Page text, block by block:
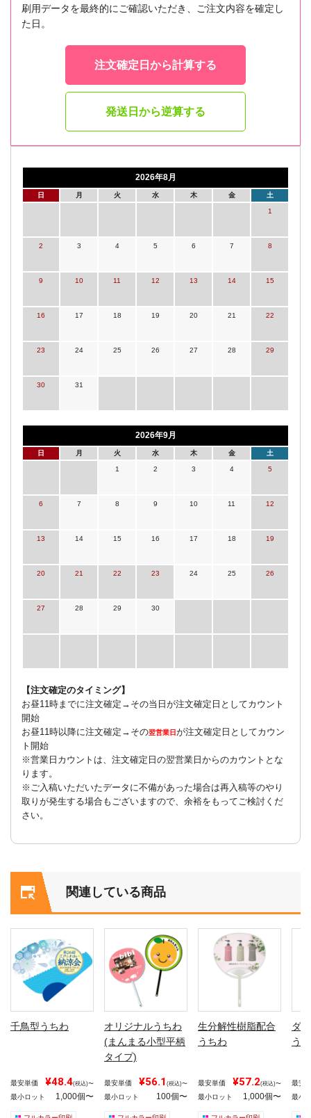
刷用データを最終的にご確認いただき、ご注文内容を確定し
た日。
注文確定日から計算する
発送日から逆算する
2026年8月
日 月 火 水 木 金 土
1
2 3 4 5 6 7 8
9 10 11 12 13 14 15
16 17 18 19 20 21 22
23 24 25 26 27 28 29
30 31
2026年9月
日 月 火 水 木 金 土
1 2 3 4 5
6 7 8 9 10 11 12
13 14 15 16 17 18 19
20 21 22 23 24 25 26
27 28 29 30
【注文確定のタイミング】
お昼11時までに注文確定→その当日が注文確定日としてカウント
開始
お昼11時以降に注文確定→その翌営業日が注文確定日としてカウン
ト開始
※営業日カウントは、注文確定日の翌営業日からのカウントとな
ります。
※ご入稿いただいたデータに不備があった場合は再入稿等のやり
取りが発生する場合もございますので、余裕をもってご検討くだ
さい。
関連している商品
千鳥型うちわ
最安単価 ¥48.4(税込)〜
最小ロット 1,000個〜
オリジナルうちわ
(まんまる小型平柄
タイプ)
最安単価 ¥56.1 (税込)〜
最小ロット 100個〜
生分解性樹脂配合
うちわ
最安単価 ¥57.2(税込)〜
最小ロット 1,000個〜
ダ
う
最安
最小